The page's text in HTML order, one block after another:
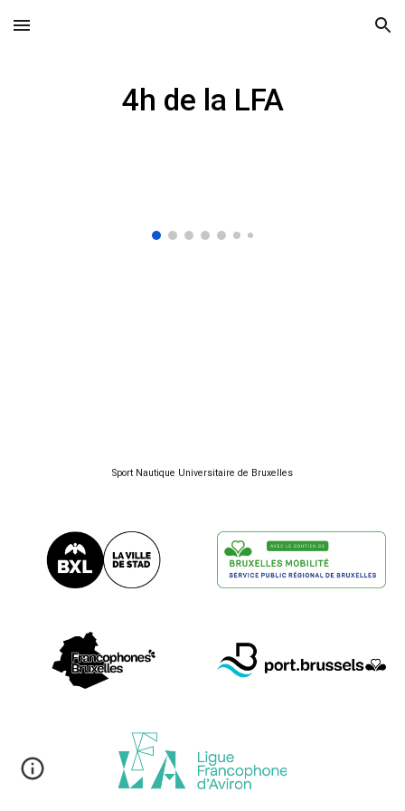
Skip to main content Skip to navigation
4h de la LFA
Sport Nautique Universitaire de Bruxelles